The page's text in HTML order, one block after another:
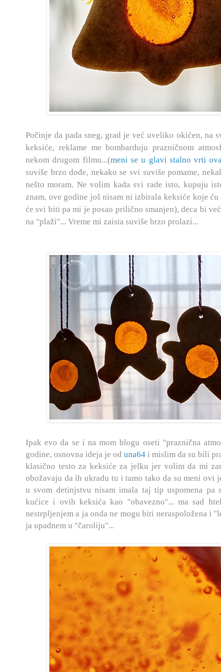
Počinje da pada sneg, grad je već uveliko okićen, na
keksiće, reklame me bombarduju prazničnom
nekom drugom filmu...(meni se u glavi stalno vrti o
suviše brzo dođe, nekako se svi suviše pomame,
nešto moram. Ne volim kada svi rade isto, kupuju
znam, ove godine još nisam ni izbirala keksiće koje
će svi biti pa mi je posao prilično smanjen), deca bi
na "plaži"... Vreme mi zaista suviše brzo prolazi...
Ipak evo da se i na mom blogu oseti "praznična
godine, osnovna ideja je od una64 i mislim da su bili
klasično testo za keksiće za jelku jer volim da mi
obožavaju da ih ukradu tu i tamo tako da su meni ovi
u svom detinjstvu nisam imala taj tip uspomena pa
kućice i ovih keksića kao "obavezno"... ma sad
nestrpljenjem a ja onda ne mogu biti neraspoložena i
ja upadnem u "čaroliju"...